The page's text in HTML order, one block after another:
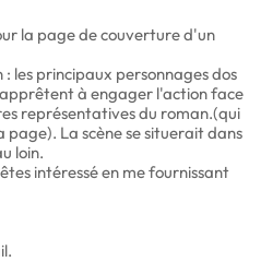
la page de couverture d'un
les principaux personnages dos
à engager l'action face
représentatives du roman.(qui
page). La scène se situerait dans
loin.
intéressé en me fournissant